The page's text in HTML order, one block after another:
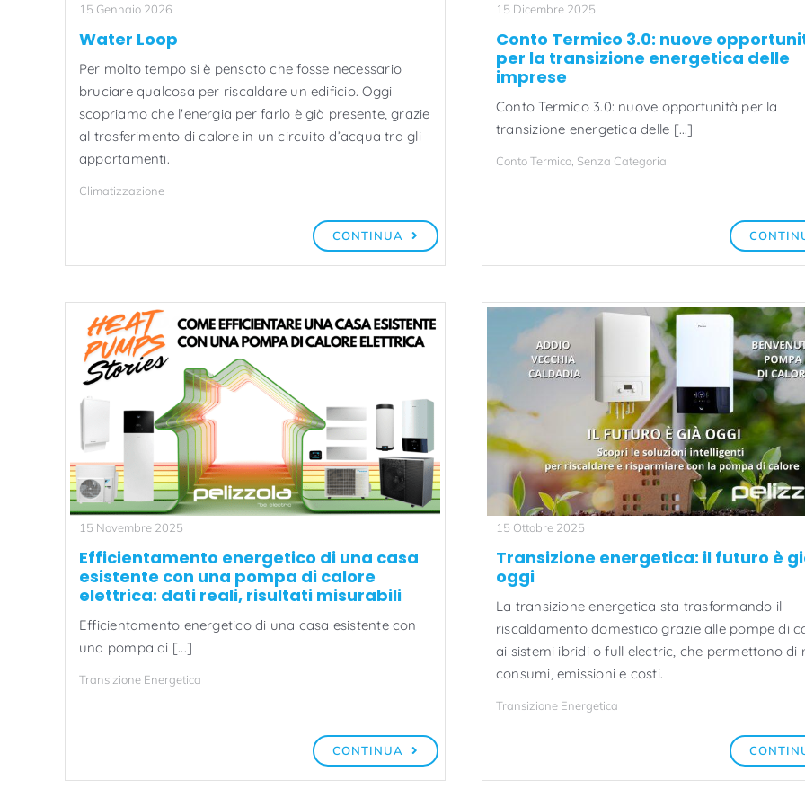
15 Gennaio 2026
Water Loop
Per molto tempo si è pensato che fosse necessario
bruciare qualcosa per riscaldare un edificio. Oggi
scopriamo che l'energia per farlo è già presente, grazie
al trasferimento di calore in un circuito d’acqua tra gli
appartamenti.
Climatizzazione
CONTINUA
15 Dicembre 2025
Conto Termico 3.0: nuove
per la transizione energetica delle
imprese
Conto Termico 3.0: nuove opportunità per la
transizione energetica delle [...]
Conto Termico, Senza Categoria
15 Novembre 2025
Efficientamento energetico di una casa
esistente con una pompa di calore
elettrica: dati reali, risultati misurabili
Efficientamento energetico di una casa esistente con
una pompa di [...]
Transizione Energetica
CONTINUA
15 Ottobre 2025
Transizione energetica: il futuro è
oggi
La transizione energetica sta trasformando il
riscaldamento domestico grazie alle pompe di
ai sistemi ibridi o full electric, che permettono di
consumi, emissioni e costi.
Transizione Energetica